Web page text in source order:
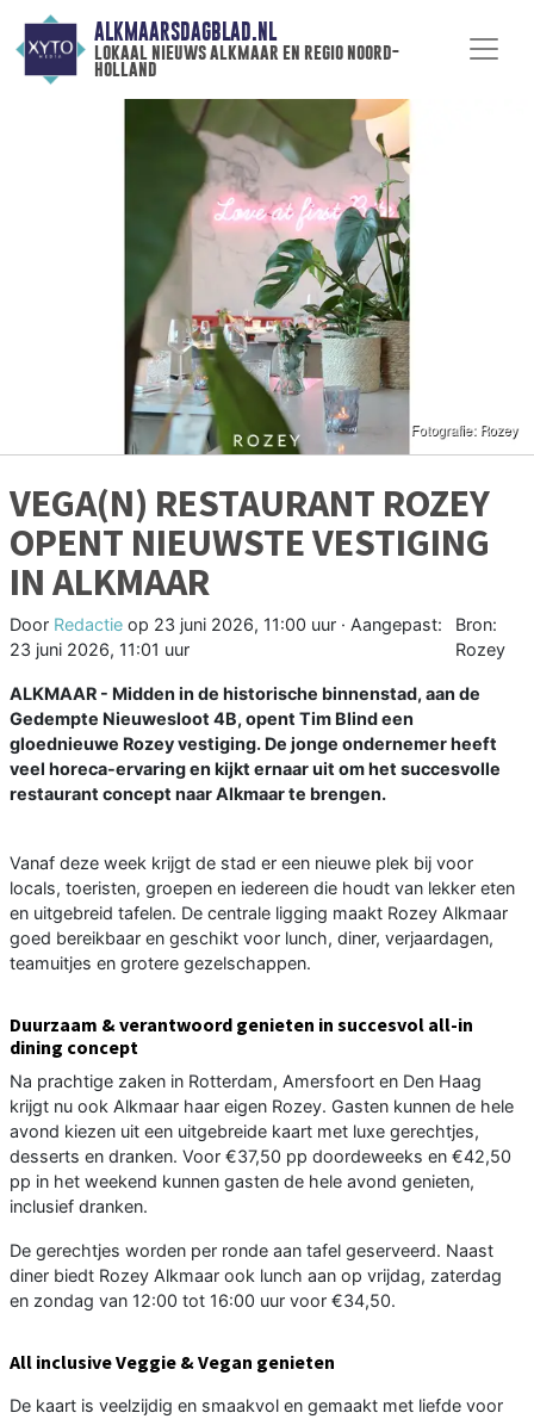
ALKMAARSDAGBLAD.NL
lokaal nieuws alkmaar en regio noord-
holland
VEGA(N) RESTAURANT ROZEY
OPENT NIEUWSTE VESTIGING
IN ALKMAAR
Door Redactie op 23 juni 2026, 11:00 uur · Aangepast:
23 juni 2026, 11:01 uur
Bron:
Rozey
ALKMAAR - Midden in de historische binnenstad, aan de
Gedempte Nieuwesloot 4B, opent Tim Blind een
gloednieuwe Rozey vestiging. De jonge ondernemer heeft
veel horeca-ervaring en kijkt ernaar uit om het succesvolle
restaurant concept naar Alkmaar te brengen.
Vanaf deze week krijgt de stad er een nieuwe plek bij voor
locals, toeristen, groepen en iedereen die houdt van lekker eten
en uitgebreid tafelen. De centrale ligging maakt Rozey Alkmaar
goed bereikbaar en geschikt voor lunch, diner, verjaardagen,
teamuitjes en grotere gezelschappen.
Duurzaam & verantwoord genieten in succesvol all-in
dining concept
Na prachtige zaken in Rotterdam, Amersfoort en Den Haag
krijgt nu ook Alkmaar haar eigen Rozey. Gasten kunnen de hele
avond kiezen uit een uitgebreide kaart met luxe gerechtjes,
desserts en dranken. Voor €37,50 pp doordeweeks en €42,50
pp in het weekend kunnen gasten de hele avond genieten,
inclusief dranken.
De gerechtjes worden per ronde aan tafel geserveerd. Naast
diner biedt Rozey Alkmaar ook lunch aan op vrijdag, zaterdag
en zondag van 12:00 tot 16:00 uur voor €34,50.
All inclusive Veggie & Vegan genieten
De kaart is veelzijdig en smaakvol en gemaakt met liefde voor